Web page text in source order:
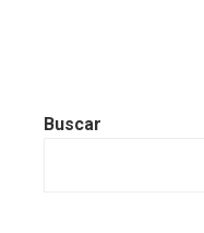
Buscar